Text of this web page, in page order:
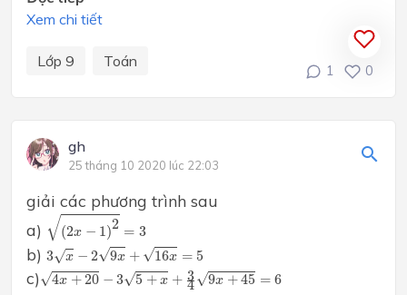
Xem chi tiết
Lớp 9 Toán
1 0
gh
25 tháng 10 2020 lúc 22:03
giải các phương trình sau
a) √(2x − 1)2 = 3
(2x−1)2=3
b) 3√x − 2√9x + √16x = 5
3 −2 x 16
c)√4x +20 − 3√5 + x + 3
4√9x +45 = 6
x+20−3 +x +349x 45 =6